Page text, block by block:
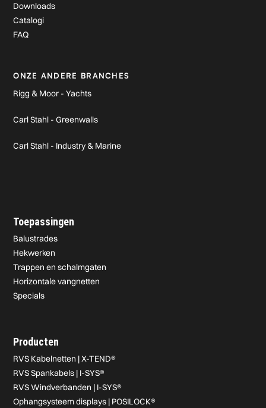
Downloads
Catalogi
FAQ
ONZE ANDERE BRANCHES
Rigg & Moor - Yachts
Carl Stahl - Greenwalls
Carl Stahl - Industry & Marine
Toepassingen
Balustrades
Hekwerken
Trappen en schalmgaten
Horizontale vangnetten
Specials
Producten
RVS Kabelnetten | X-TEND®
RVS Spankabels | I-SYS®
RVS Windverbanden | I-SYS®
Ophangsysteem displays | POSILOCK®